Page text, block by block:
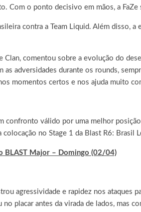
Com o ponto decisivo em mãos, a
contra a Team Liquid. Além disso, a
Clan, comentou sobre a evolução do
adversidades durante os rounds,
momentos certos e nos ajuda muito
confronto válido por uma melhor
no Stage 1 da Blast R6: Brasil
BLAST Major – Domingo (02/04)
agressividade e rapidez nos ataques
placar antes da virada de lados, mas